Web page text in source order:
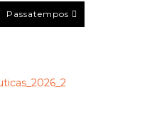
Passatempos